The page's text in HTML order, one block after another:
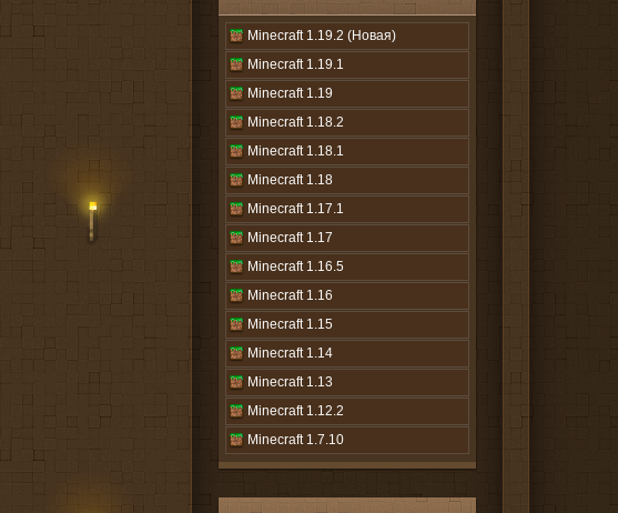
Minecraft 1.19.2 (Новая)
Minecraft 1.19.1
Minecraft 1.19
Minecraft 1.18.2
Minecraft 1.18.1
Minecraft 1.18
Minecraft 1.17.1
Minecraft 1.17
Minecraft 1.16.5
Minecraft 1.16
Minecraft 1.15
Minecraft 1.14
Minecraft 1.13
Minecraft 1.12.2
Minecraft 1.7.10